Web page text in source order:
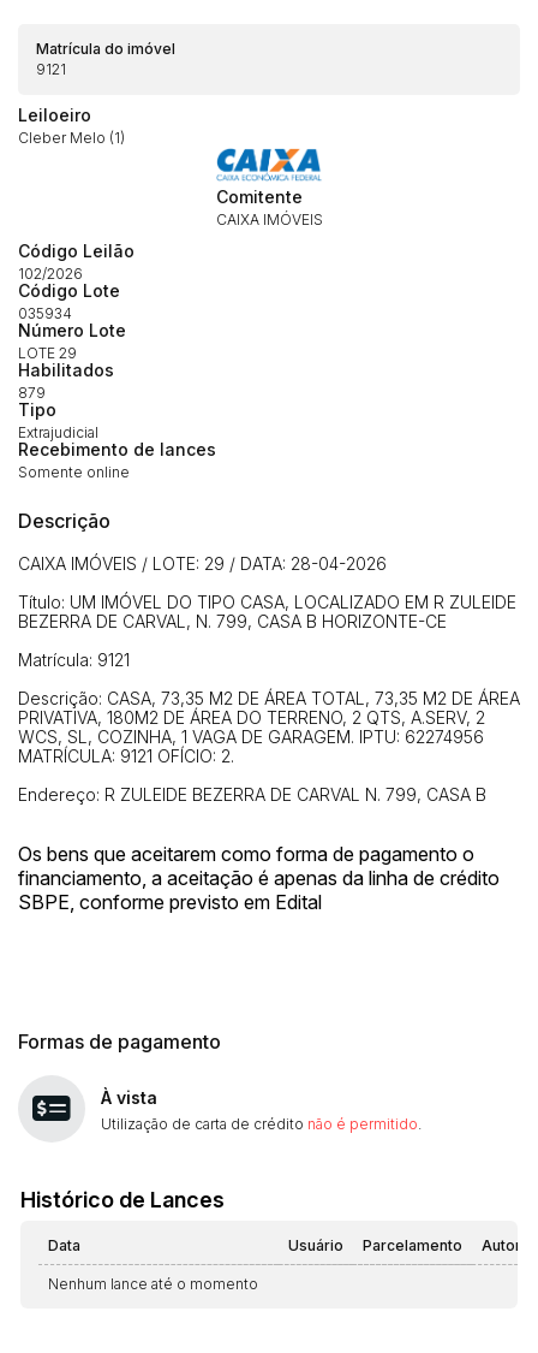
Matrícula do imóvel
9121
Leiloeiro
Cleber Melo (1)
Comitente
CAIXA IMÓVEIS
Código Leilão
102/2026
Código Lote
035934
Número Lote
LOTE 29
Habilitados
879
Tipo
Extrajudicial
Recebimento de lances
Somente online
Descrição
CAIXA IMÓVEIS / LOTE: 29 / DATA: 28-04-2026
Título: UM IMÓVEL DO TIPO CASA, LOCALIZADO EM R ZULEIDE
BEZERRA DE CARVAL, N. 799, CASA B HORIZONTE-CE
Matrícula: 9121
Descrição: CASA, 73,35 M2 DE ÁREA TOTAL, 73,35 M2 DE ÁREA
PRIVATIVA, 180M2 DE ÁREA DO TERRENO, 2 QTS, A.SERV, 2
WCS, SL, COZINHA, 1 VAGA DE GARAGEM. IPTU: 62274956
MATRÍCULA: 9121 OFÍCIO: 2.
Endereço: R ZULEIDE BEZERRA DE CARVAL N. 799, CASA B
Os bens que aceitarem como forma de pagamento o
financiamento, a aceitação é apenas da linha de crédito
SBPE, conforme previsto em Edital
Formas de pagamento
À vista
Utilização de carta de crédito não é permitido
Histórico de Lances
Data Usuário Parcelamento
Nenhum lance até o momento
Envie sua Proposta
(Art. 895, CPC)
14/04/2025 18:43:11
Clique aqui para fazer login
Habilite-se para efetuar lances ou
propostas